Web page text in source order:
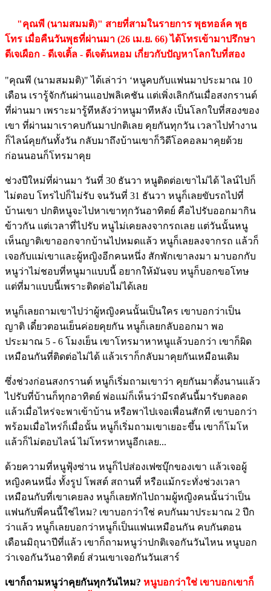
"คุณพี (นามสมมติ)" สายที่สามในรายการ พุธทอล์ค พุธ
โทร เมื่อคืนวันพุธที่ผ่านมา (26 เม.ย. 66) ได้โทรเข้ามาปรึกษา
ดีเจเผือก - ดีเจเติ้ล - ดีเจต้นหอม เกี่ยวกับปัญหาโลกใบที่สอง
"คุณพี (นามสมมติ)" ได้เล่าว่า ‘หนูคบกับแฟนมาประมาณ 10
เดือน เรารู้จักกันผ่านแอปพลิเคชัน แต่เพิ่งเลิกกันเมื่อสงกรานต์
ที่ผ่านมา เพราะมารู้ทีหลังว่าหนูมาทีหลัง เป็นโลกใบที่สองของ
เขา ที่ผ่านมาเราคบกันมาปกติเลย คุยกันทุกวัน เวลาไปทำงาน
ก็ไลน์คุยกันทั้งวัน กลับมาถึงบ้านเขาก็วิดีโอคอลมาคุยด้วย
ก่อนนอนก็โทรมาคุย
ช่วงปีใหม่ที่ผ่านมา วันที่ 30 ธันวา หนูติดต่อเขาไม่ได้ ไลน์ไปก็
ไม่ตอบ โทรไปก็ไม่รับ จนวันที่ 31 ธันวา หนูก็เลยขับรถไปที่
บ้านเขา ปกติหนูจะไปหาเขาทุกวันอาทิตย์ คือไปรับออกมากิน
ข้าวกัน แต่เวลาที่ไปรับ หนูไม่เคยลงจากรถเลย แต่วันนั้นหนู
เห็นญาติเขาออกจากบ้านไปหมดแล้ว หนูก็เลยลงจากรถ แล้วก็
เจอกับแม่เขาและผู้หญิงอีกคนหนึ่ง สักพักเขาลงมา มาบอกกับ
หนูว่าไม่ชอบที่หนูมาแบบนี้ อยากให้มันจบ หนูก็บอกขอโทษ
แต่ที่มาแบบนี้เพราะติดต่อไม่ได้เลย
หนูก็เลยถามเขาไปว่าผู้หญิงคนนั้นเป็นใคร เขาบอกว่าเป็น
ญาติ เดี๋ยวตอนเย็นค่อยคุยกัน หนูก็เลยกลับออกมา พอ
ประมาณ 5 - 6 โมงเย็น เขาโทรมาหาหนูแล้วบอกว่า เขาก็ผิด
เหมือนกันที่ติดต่อไม่ได้ แล้วเราก็กลับมาคุยกันเหมือนเดิม
ซึ่งช่วงก่อนสงกรานต์ หนูก็เริ่มถามเขาว่า คุยกันมาตั้งนานแล้ว
ไปรับที่บ้านก็ทุกอาทิตย์ พ่อแม่ก็เห็นว่ามีรถคันนี้มารับตลอด
แล้วเมื่อไหร่จะพาเข้าบ้าน หรือพาไปเจอเพื่อนสักที เขาบอกว่า
พร้อมเมื่อไหร่ก็เมื่อนั้น หนูก็เริ่มถามเขาเยอะขึ้น เขาก็โมโห
แล้วก็ไม่ตอบไลน์ ไม่โทรหาหนูอีกเลย...
ด้วยความที่หนูฟุ้งซ่าน หนูก็ไปส่องเฟซบุ๊กของเขา แล้วเจอผู้
หญิงคนหนึ่ง ทั้งรูป โพสต์ สถานที่ หรือแม้กระทั่งช่วงเวลา
เหมือนกับที่เขาเคยลง หนูก็เลยทักไปถามผู้หญิงคนนั้นว่าเป็น
แฟนกับพี่คนนี้ใช่ไหม? เขาบอกว่าใช่ คบกันมาประมาณ 2 ปีก
ว่าแล้ว หนูก็เลยบอกว่าหนูก็เป็นแฟนเหมือนกัน คบกันตอน
เดือนมิถุนาปีที่แล้ว เขาก็ถามหนูว่าปกติเจอกันวันไหน หนูบอก
ว่าเจอกันวันอาทิตย์ ส่วนเขาเจอกันวันเสาร์
เขาก็ถามหนูว่าคุยกันทุกวันไหม? หนูบอกว่าใช่ เขาบอกเขาก็